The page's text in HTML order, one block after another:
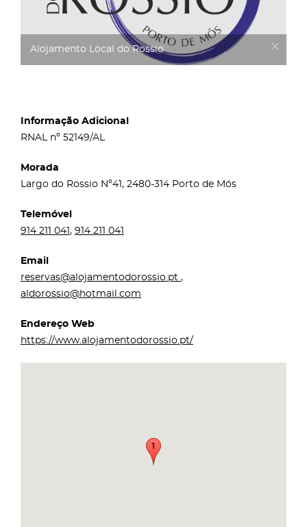
Alojamento Local do Rossio
Informação Adicional
RNAL nº 52149/AL
Morada
Largo do Rossio Nº41, 2480-314 Porto de Mós
Telemóvel
914 211 041, 914 211 041
Email
reservas@alojamentodorossio.pt ,
aldorossio@hotmail.com
Endereço Web
https://www.alojamentodorossio.pt/